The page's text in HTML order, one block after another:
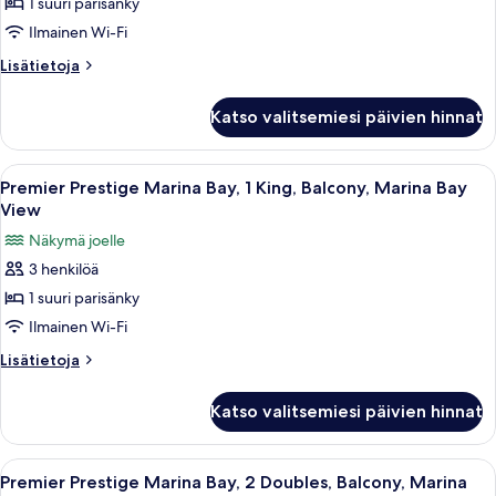
Bay
View
satamaan
Ilmainen Wi-Fi
Lisätietoja
Lisätietoja
parveke,
näköala
satamaan
Katso valitsemiesi päivien hinnat
Avaa
kaikki
Premier
Prestige
Marina
Bay,
1
Marina
Bay
View
Premier Prestige Marina Bay, 1 King,
5
Premier Prestige Marina Bay, 1 King, Balcony, Marina Bay
View
Näkymä joelle
3 henkilöä
1 suuri parisänky
Ilmainen Wi-Fi
Lisätietoja
Lisätietoja
Marina
Bay,
1
Katso valitsemiesi päivien hinnat
Avaa
6
Premier Prestige Marina Bay, 2 Doubles, Balcony, Marina